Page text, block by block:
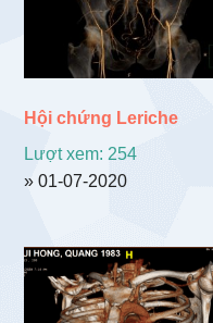
Hội chứng Leriche
Lượt xem: 254
» 01-07-2020